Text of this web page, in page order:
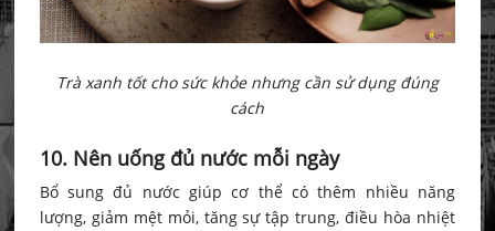
Trà xanh tốt cho sức khỏe nhưng cần sử dụng đúng
cách
10. Nên uống đủ nước mỗi ngày
Bổ sung đủ nước giúp cơ thể có thêm nhiều năng
lượng, giảm mệt mỏi, tăng sự tập trung, điều hòa nhiệt